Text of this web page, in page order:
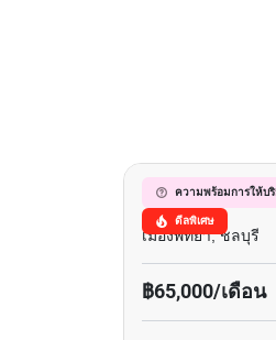
ความพร้อมการให้บ
ดีลพิเศษ
วินด์แฮม จอม
เมืองพัทยา, ชลบุรี
฿65,000/เดือน